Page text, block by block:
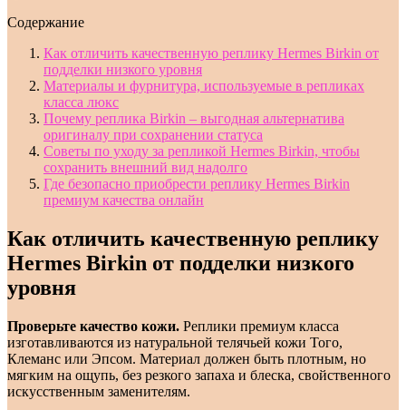
Содержание
Как отличить качественную реплику Hermes Birkin от
подделки низкого уровня
Материалы и фурнитура, используемые в репликах
класса люкс
Почему реплика Birkin – выгодная альтернатива
оригиналу при сохранении статуса
Советы по уходу за репликой Hermes Birkin, чтобы
сохранить внешний вид надолго
Где безопасно приобрести реплику Hermes Birkin
премиум качества онлайн
Как отличить качественную реплику
Hermes Birkin от подделки низкого
уровня
Проверьте качество кожи. Реплики премиум класса
изготавливаются из натуральной телячьей кожи Того,
Клеманс или Эпсом. Материал должен быть плотным, но
мягким на ощупь, без резкого запаха и блеска, свойственного
искусственным заменителям.